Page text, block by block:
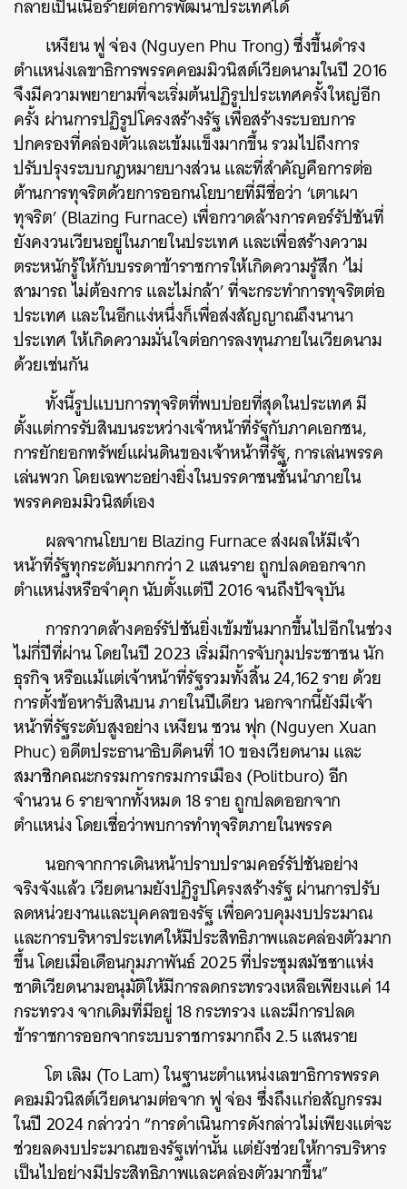
กลายเป็นเนื้อร้ายต่อการพัฒนาประเทศได้
เหงียน ฟู จ่อง (Nguyen Phu Trong) ซึ่งขึ้นดำรง
ตำแหน่งเลขาธิการพรรคคอมมิวนิสต์เวียดนามในปี 2016
จึงมีความพยายามที่จะเริ่มต้นปฏิรูปประเทศครั้งใหญ่อีก
ครั้ง ผ่านการปฏิรูปโครงสร้างรัฐ เพื่อสร้างระบอบการ
ปกครองที่คล่องตัวและเข้มแข็งมากขึ้น รวมไปถึงการ
ปรับปรุงระบบกฎหมายบางส่วน และที่สำคัญคือการต่อ
ต้านการทุจริตด้วยการออกนโยบายที่มีชื่อว่า ‘เตาเผา
ทุจริต’ (Blazing Furnace) เพื่อกวาดล้างการคอร์รัปชันที่
ยังคงวนเวียนอยู่ในภายในประเทศ และเพื่อสร้างความ
ตระหนักรู้ให้กับบรรดาข้าราชการให้เกิดความรู้สึก ‘ไม่
สามารถ ไม่ต้องการ และไม่กล้า’ ที่จะกระทำการทุจริตต่อ
ประเทศ และในอีกแง่หนึ่งก็เพื่อส่งสัญญาณถึงนานา
ประเทศ ให้เกิดความมั่นใจต่อการลงทุนภายในเวียดนาม
ด้วยเช่นกัน
ทั้งนี้รูปแบบการทุจริตที่พบบ่อยที่สุดในประเทศ มี
ตั้งแต่การรับสินบนระหว่างเจ้าหน้าที่รัฐกับภาคเอกชน,
การยักยอกทรัพย์แผ่นดินของเจ้าหน้าที่รัฐ, การเล่นพรรค
เล่นพวก โดยเฉพาะอย่างยิ่งในบรรดาชนชั้นนำภายใน
พรรคคอมมิวนิสต์เอง
ผลจากนโยบาย Blazing Furnace ส่งผลให้มีเจ้า
หน้าที่รัฐทุกระดับมากกว่า 2 แสนราย ถูกปลดออกจาก
ตำแหน่งหรือจำคุก นับตั้งแต่ปี 2016 จนถึงปัจจุบัน
การกวาดล้างคอร์รัปชันยิ่งเข้มข้นมากขึ้นไปอีกในช่วง
ไม่กี่ปีที่ผ่าน โดยในปี 2023 เริ่มมีการจับกุมประชาชน นัก
ธุรกิจ หรือแม้แต่เจ้าหน้าที่รัฐรวมทั้งสิ้น 24,162 ราย ด้วย
การตั้งข้อหารับสินบน ภายในปีเดียว นอกจากนี้ยังมีเจ้า
หน้าที่รัฐระดับสูงอย่าง เหงียน ซวน ฟุก (Nguyen Xuan
Phuc) อดีตประธานาธิบดีคนที่ 10 ของเวียดนาม และ
สมาชิกคณะกรรมการกรมการเมือง (Politburo) อีก
จำนวน 6 รายจากทั้งหมด 18 ราย ถูกปลดออกจาก
ตำแหน่ง โดยเชื่อว่าพบการทำทุจริตภายในพรรค
นอกจากการเดินหน้าปราบปรามคอร์รัปชันอย่าง
จริงจังแล้ว เวียดนามยังปฏิรูปโครงสร้างรัฐ ผ่านการปรับ
ลดหน่วยงานและบุคคลของรัฐ เพื่อควบคุมงบประมาณ
และการบริหารประเทศให้มีประสิทธิภาพและคล่องตัวมาก
ขึ้น โดยเมื่อเดือนกุมภาพันธ์ 2025 ที่ประชุมสมัชชาแห่ง
ชาติเวียดนามอนุมัติให้มีการลดกระทรวงเหลือเพียงแค่ 14
กระทรวง จากเดิมที่มีอยู่ 18 กระทรวง และมีการปลด
ข้าราชการออกจากระบบราชการมากถึง 2.5 แสนราย
โต เลิม (To Lam) ในฐานะตำแหน่งเลขาธิการพรรค
คอมมิวนิสต์เวียดนามต่อจาก ฟู จ่อง ซึ่งถึงแก่อสัญกรรม
ในปี 2024 กล่าวว่า “การดำเนินการดังกล่าวไม่เพียงแต่จะ
ช่วยลดงบประมาณของรัฐเท่านั้น แต่ยังช่วยให้การบริหาร
เป็นไปอย่างมีประสิทธิภาพและคล่องตัวมากขึ้น”